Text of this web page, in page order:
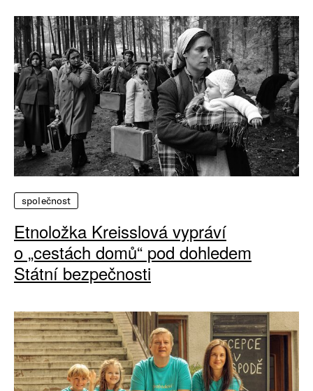
společnost
Etnoložka Kreisslová vypráví
o „cestách domů“ pod dohledem
Státní bezpečnosti